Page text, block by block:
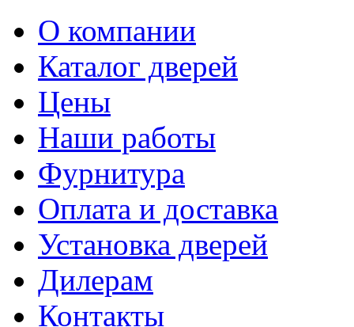
О компании
Каталог дверей
Цены
Наши работы
Фурнитура
Оплата и доставка
Установка дверей
Дилерам
Контакты